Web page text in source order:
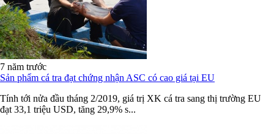
7 năm trước
Sản phẩm cá tra đạt chứng nhận ASC có cao giá tại EU
Tính tới nửa đầu tháng 2/2019, giá trị XK cá tra sang thị trường EU
đạt 33,1 triệu USD, tăng 29,9% s...